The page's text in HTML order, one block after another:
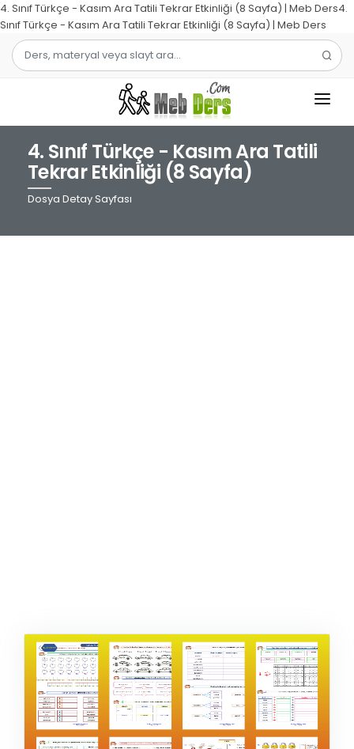
4. Sınıf Türkçe - Kasım Ara Tatili Tekrar Etkinliği (8 Sayfa) | Meb Ders4.
Sınıf Türkçe - Kasım Ara Tatili Tekrar Etkinliği (8 Sayfa) | Meb Ders
1.SINIF
2.SINIF
4. Sınıf Türkçe - Kasım Ara Tatili
Tekrar Etkinliği (8 Sayfa)
Dosya Detay Sayfası